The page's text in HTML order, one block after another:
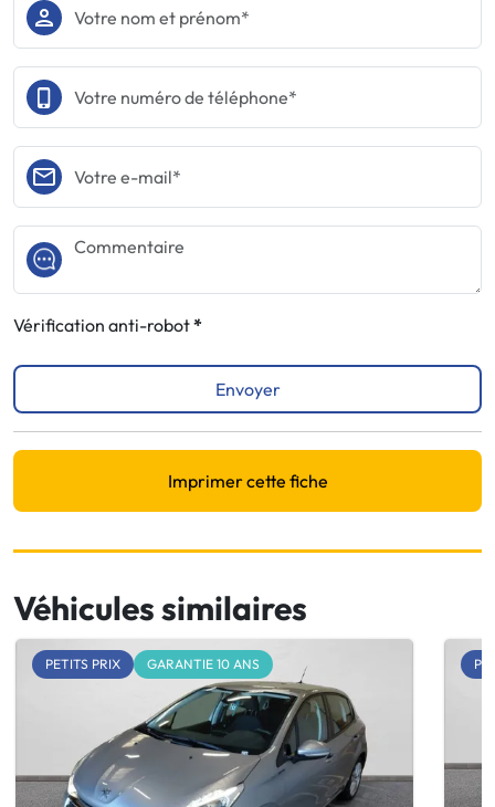
Vérification anti-robot
Envoyer
Imprimer cette fiche
Véhicules similaires
PETITS PRIX GARANTIE 10 ANS